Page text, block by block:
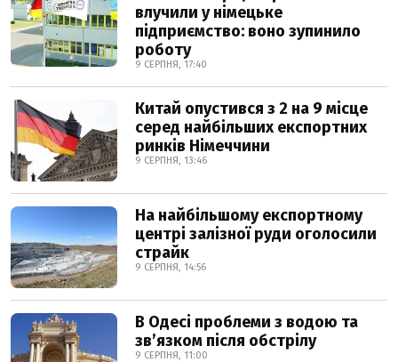
влучили у німецьке
підприємство: воно зупинило
роботу
9 СЕРПНЯ, 17:40
Китай опустився з 2 на 9 місце
серед найбільших експортних
ринків Німеччини
9 СЕРПНЯ, 13:46
На найбільшому експортному
центрі залізної руди оголосили
страйк
9 СЕРПНЯ, 14:56
В Одесі проблеми з водою та
звʼязком після обстрілу
9 СЕРПНЯ, 11:00